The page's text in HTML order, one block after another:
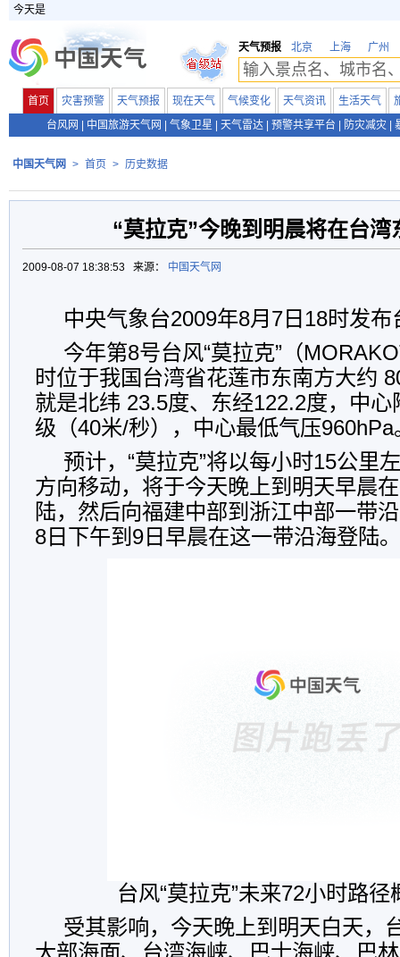
今天是
天气预报 北京 上海 广州
首页 灾害预警 天气预报 现在天气 气候变化 天气资讯 生活天气
台风网
中国旅游天气网 气象卫星 天气雷达 预警共享平台 防灾减灾
中国天气网 > 首页 > 历史数据
“莫拉克”今晚到明晨将在台湾
2009-08-07 18:38:53 来源： 中国天气网
中央气象台2009年8月7日18时发
今年第8号台风“莫拉克”（
时位于我国台湾省花莲市东南方大约
就是北纬 23.5度、东经122.2度，中
级（40米/秒），中心最低气压
预计，“莫拉克”将以每小时15公里
方向移动，将于今天晚上到明天早晨
陆，然后向福建中部到浙江中部一带
8日下午到9日早晨在这一带沿海登陆。
台风“莫拉克”未来72小时路径
受其影响，今天晚上到明天白天，
大部海面、台湾海峡、巴士海峡、巴